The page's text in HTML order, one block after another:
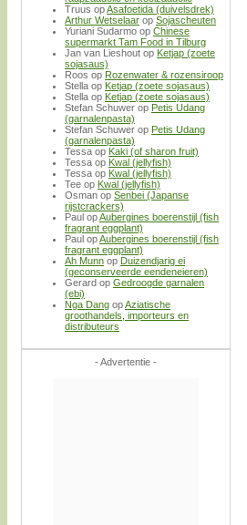
Truus opAsafoetida (duivelsdrek)
Arthur Wetselaar op Sojascheuten
Yuriani Sudarmo op Chinese
supermarkt Tam Food in Tilburg
Jan van Lieshout op Ketjap (zoete
sojasaus)
Roos op Rozenwater & rozensiroop
Stella op Ketjap (zoete sojasaus)
Stella op Ketjap (zoete sojasaus)
Stefan Schuwer op Petis Udang
(garnalenpasta)
Stefan Schuwer op Petis Udang
(garnalenpasta)
Tessa op Kaki (of sharon fruit)
Tessa op Kwal (jellyfish)
Tessa op Kwal (jellyfish)
Tee op Kwal (jellyfish)
Osman op Senbei (Japanse
rijstcrackers)
Paul opAubergines boerenstijl (fish
fragrant eggplant)
Paul opAubergines boerenstijl (fish
fragrant eggplant)
Ah Munn op Duizendjarig ei
(geconserveerde eendeneieren)
Gerard op Gedroogde garnalen
(ebi)
Nga Dang opAziatische
groothandels, importeurs en
distributeurs
- Advertentie -